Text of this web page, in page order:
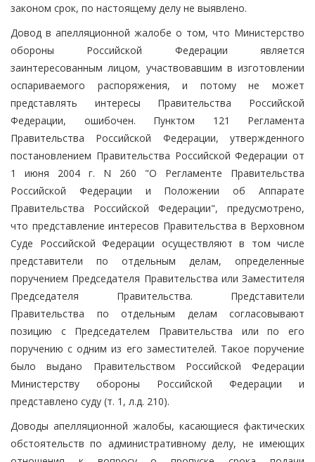
законом срок, по настоящему делу не выявлено.
Довод в апелляционной жалобе о том, что Министерство
обороны Российской Федерации является
заинтересованным лицом, участвовавшим в изготовлении
оспариваемого распоряжения, и потому не может
представлять интересы Правительства Российской
Федерации, ошибочен. Пунктом 121 Регламента
Правительства Российской Федерации, утвержденного
постановлением Правительства Российской Федерации от
1 июня 2004 г. N 260 "О Регламенте Правительства
Российской Федерации и Положении об Аппарате
Правительства Российской Федерации", предусмотрено,
что представление интересов Правительства в Верховном
Суде Российской Федерации осуществляют в том числе
представители по отдельным делам, определенные
поручением Председателя Правительства или Заместителя
Председателя Правительства. Представители
Правительства по отдельным делам согласовывают
позицию с Председателем Правительства или по его
поручению с одним из его заместителей. Такое поручение
было выдано Правительством Российской Федерации
Министерству обороны Российской Федерации и
представлено суду (т. 1, л.д. 210).
Доводы апелляционной жалобы, касающиеся фактических
обстоятельств по административному делу, не имеющих